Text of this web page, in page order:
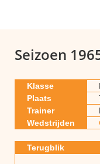
Seizoen
Klasse
Plaats
Trainer
Wedstrijden
Terugblik